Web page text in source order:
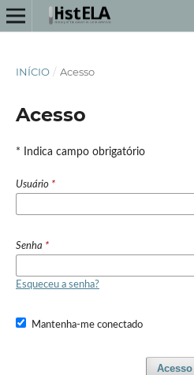
INÍCIO / Acesso
Acesso
* Indica campo obrigatório
Usuário *
Senha *
Esqueceu a senha?
Mantenha-me conectado
Acesso